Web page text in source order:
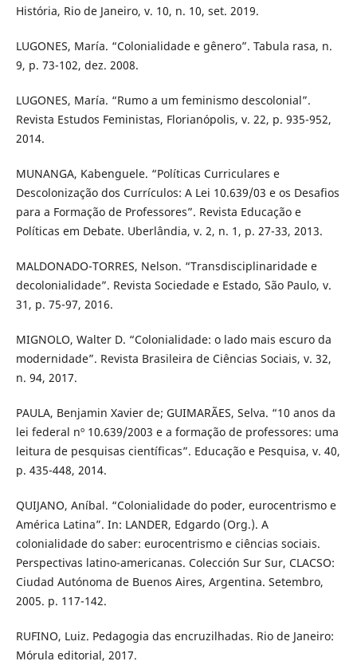
História, Rio de Janeiro, v. 10, n. 10, set. 2019.
LUGONES, María. “Colonialidade e gênero”. Tabula rasa, n.
9, p. 73-102, dez. 2008.
LUGONES, María. “Rumo a um feminismo descolonial”.
Revista Estudos Feministas, Florianópolis, v. 22, p. 935-952,
2014.
MUNANGA, Kabenguele. “Políticas Curriculares e
Descolonização dos Currículos: A Lei 10.639/03 e os Desafios
para a Formação de Professores”. Revista Educação e
Políticas em Debate. Uberlândia, v. 2, n. 1, p. 27-33, 2013.
MALDONADO-TORRES, Nelson. “Transdisciplinaridade e
decolonialidade”. Revista Sociedade e Estado, São Paulo, v.
31, p. 75-97, 2016.
MIGNOLO, Walter D. “Colonialidade: o lado mais escuro da
modernidade”. Revista Brasileira de Ciências Sociais, v. 32,
n. 94, 2017.
PAULA, Benjamin Xavier de; GUIMARÃES, Selva. “10 anos da
lei federal nº 10.639/2003 e a formação de professores: uma
leitura de pesquisas científicas”. Educação e Pesquisa, v. 40,
p. 435-448, 2014.
QUIJANO, Aníbal. “Colonialidade do poder, eurocentrismo e
América Latina”. In: LANDER, Edgardo (Org.). A
colonialidade do saber: eurocentrismo e ciências sociais.
Perspectivas latino-americanas. Colección Sur Sur, CLACSO:
Ciudad Autónoma de Buenos Aires, Argentina. Setembro,
2005. p. 117-142.
RUFINO, Luiz. Pedagogia das encruzilhadas. Rio de Janeiro:
Mórula editorial, 2017.